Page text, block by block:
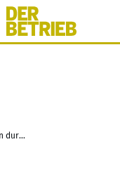
Fehlendes Personal kann durch Kooperationen ersetzt werden